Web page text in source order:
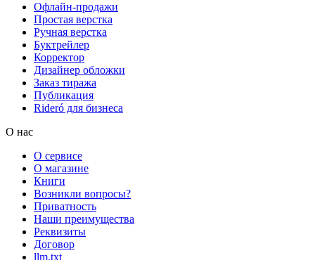
Офлайн-продажи
Простая верстка
Ручная верстка
Буктрейлер
Корректор
Дизайнер обложки
Заказ тиража
Публикация
Rideró для бизнеса
О нас
О сервисе
О магазине
Книги
Возникли вопросы?
Приватность
Наши преимущества
Реквизиты
Договор
llm.txt